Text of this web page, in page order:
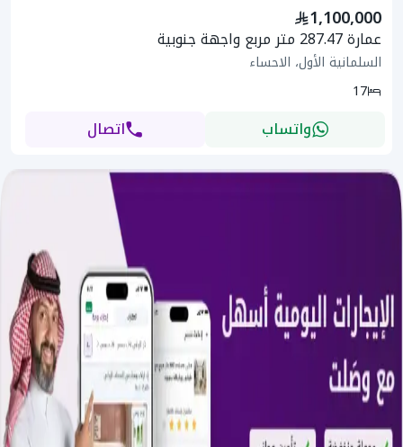
1,100,000
عمارة 287.47 متر مربع واجهة جنوبية
السلمانية الأول، الاحساء
17
واتساب اتصال